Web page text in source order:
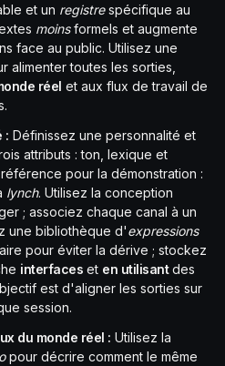
et un registrespécifique au
moinsformels et augmente
face au public. Utilisez une
alimenter toutes les sorties,
réel et aux flux de travail de
: Définissez une personnalité et
attributs : ton, lexique et
pour la démonstration :
lynch. Utilisez la conception
; associez chaque canal à un
une bibliothèque d'expressions
pour éviter la dérive ; stockez
interfaces et en utilisantdes
est d'aligner les sorties sur
session.
du monde réel : Utilisez la
pour décrire comment le même